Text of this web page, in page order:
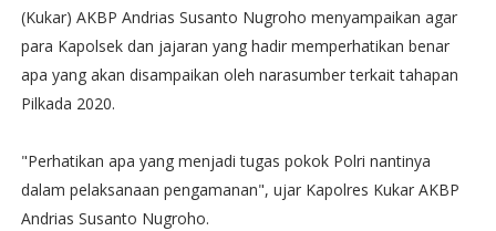
(Kukar) AKBP Andrias Susanto Nugroho menyampaikan agar
para Kapolsek dan jajaran yang hadir memperhatikan benar
apa yang akan disampaikan oleh narasumber terkait tahapan
Pilkada 2020.
"Perhatikan apa yang menjadi tugas pokok Polri nantinya
dalam pelaksanaan pengamanan", ujar Kapolres Kukar AKBP
Andrias Susanto Nugroho.